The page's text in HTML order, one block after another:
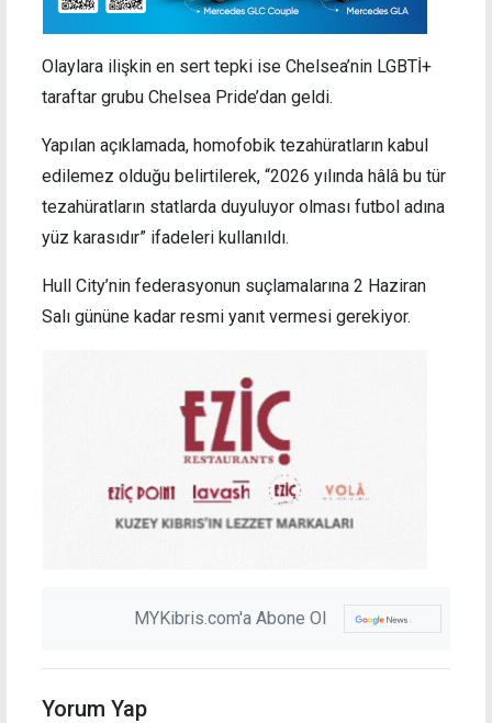
Olaylara ilişkin en sert tepki ise Chelsea’nin LGBTİ+
taraftar grubu Chelsea Pride’dan geldi.
Yapılan açıklamada, homofobik tezahüratların kabul
edilemez olduğu belirtilerek, “2026 yılında hâlâ bu tür
tezahüratların statlarda duyuluyor olması futbol adına
yüz karasıdır” ifadeleri kullanıldı.
Hull City’nin federasyonun suçlamalarına 2 Haziran
Salı gününe kadar resmi yanıt vermesi gerekiyor.
MYKibris.com'a Abone Ol
Yorum Yap